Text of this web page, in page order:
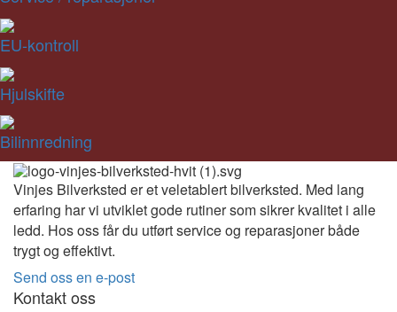
EU-kontroll
Hjulskifte
Bilinnredning
Vinjes Bilverksted er et veletablert bilverksted. Med lang
erfaring har vi utviklet gode rutiner som sikrer kvalitet i alle
ledd. Hos oss får du utført service og reparasjoner både
trygt og effektivt.
Send oss en e-post
Kontakt oss